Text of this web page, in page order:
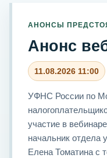
АНОНСЫ
Анонс
11.08.2026 11:00
УФНС России по
участие в
начальник отдела
Елена Томатина с